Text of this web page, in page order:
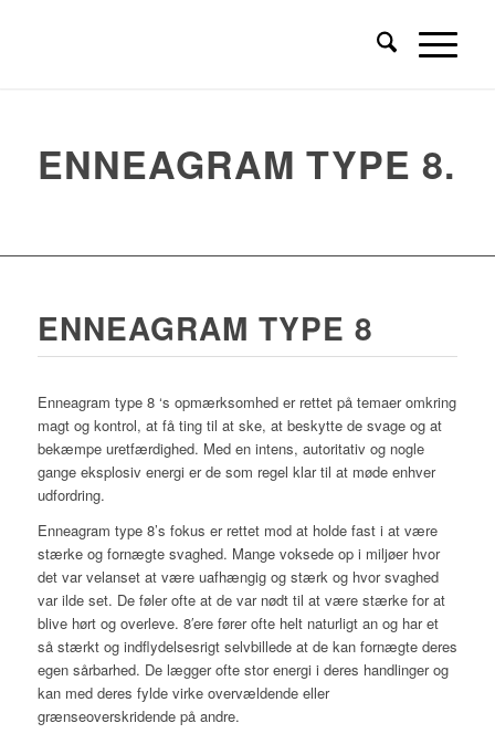
ENNEAGRAM TYPE 8.
ENNEAGRAM TYPE 8
Enneagram type 8 ‘s opmærksomhed er rettet på temaer omkring
magt og kontrol, at få ting til at ske, at beskytte de svage og at
bekæmpe uretfærdighed. Med en intens, autoritativ og nogle
gange eksplosiv energi er de som regel klar til at møde enhver
udfordring.
Enneagram type 8’s fokus er rettet mod at holde fast i at være
stærke og fornægte svaghed. Mange voksede op i miljøer hvor
det var velanset at være uafhængig og stærk og hvor svaghed
var ilde set. De føler ofte at de var nødt til at være stærke for at
blive hørt og overleve. 8′ere fører ofte helt naturligt an og har et
så stærkt og indflydelsesrigt selvbillede at de kan fornægte deres
egen sårbarhed. De lægger ofte stor energi i deres handlinger og
kan med deres fylde virke overvældende eller
grænseoverskridende på andre.